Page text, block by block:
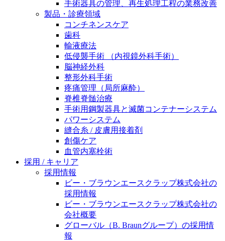
製品ポートフォリオ​
こちらの製品ポートフォリオからも、製品をお探しい
ただくことができます。
販売代理店さま向け情報​
水頭症について
「水頭症」とはどのような疾患なのでしょう。成人に
多い水頭症と、小児に多い水頭症の特徴と症状、検査
や治療法など「水頭症」の概要を知っていただくこと
ができます。
ビー・ブラウンエースクラッﾌﾟで新たな可能性を見つ
けませんか？現在募集中のポジションをご覧いただけ
エースクラップアカデミー
医療に携わるあらゆる方々に、学びと情報共有の場を
提供していくことを目指します。
手術器具の管理、再生処理工程の業務改善
製品・診療領域
コンチネンスケア
歯科
輸液療法
低侵襲手術 （内視鏡外科手術）
脳神経外科
整形外科手術
疼痛管理（局所麻酔）
脊椎脊髄治療
手術用鋼製器具と滅菌コンテナーシステム
パワーシステム
縫合糸 / 皮膚用接着剤
創傷ケア
血管内塞栓術
採用 / キャリア
採用情報
ビー・ブラウンエースクラップ株式会社の
採用情報
ビー・ブラウンエースクラップ株式会社の
会社概要
グローバル（B. Braunグループ）の採用情
報